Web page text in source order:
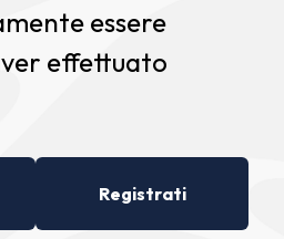
essere
effettuato
Registrati